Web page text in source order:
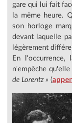
gare qui lui fait
la même heure.
son horloge
devant laquelle
légèrement
En l'occurrence,
n'empêche
de Lorentz » (